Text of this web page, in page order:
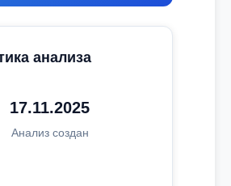
анализа
17.11.2025
Анализ создан